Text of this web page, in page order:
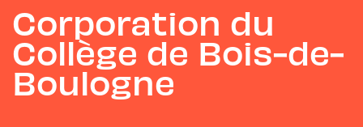
Corporation du
Collège de Bois-de-
Boulogne